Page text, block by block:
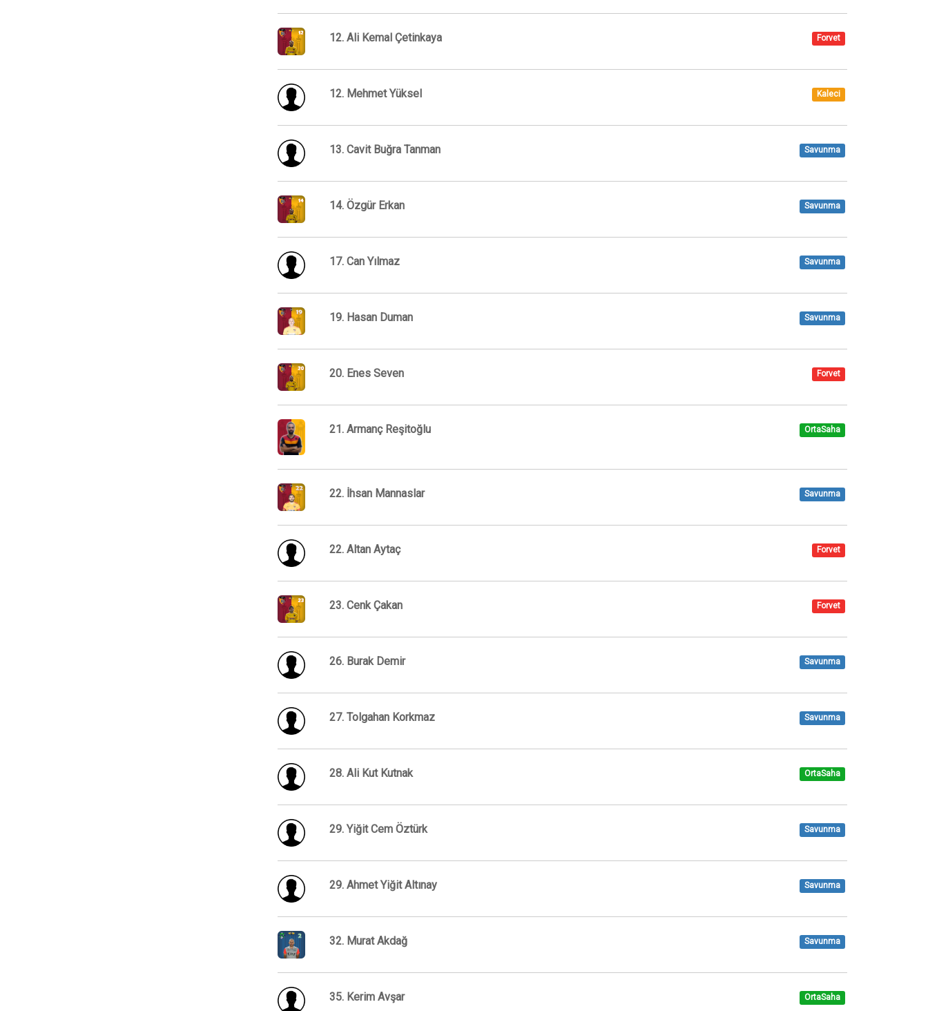
12. Ali Kemal Çetinkaya Forvet
12. Mehmet Yüksel Kaleci
13. Cavit Buğra Tanman Savunma
14. Özgür Erkan Savunma
17. Can Yılmaz Savunma
19. Hasan Duman Savunma
20. Enes Seven Forvet
21. Armanç Reşitoğlu OrtaSaha
22. İhsan Mannaslar Savunma
22. Altan Aytaç Forvet
23. Cenk Çakan Forvet
26. Burak Demir Savunma
27. Tolgahan Korkmaz Savunma
28. Ali Kut Kutnak OrtaSaha
29. Yiğit Cem Öztürk Savunma
29. Ahmet Yiğit Altınay Savunma
32. Murat Akdağ Savunma
35. Kerim Avşar OrtaSaha